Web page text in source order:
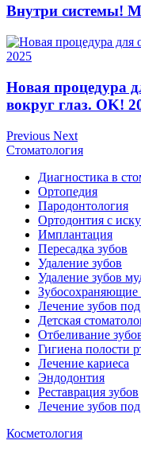
Внутри системы!
Новая процедура
вокруг глаз. OK!
Previous Next
Стоматология
Диагностика в
Ортопедия
Пародонтология
Ортодонтия с
Имплантация
Пересадка зубов
Удаление зубов
Удаление зубов
Зубосохраняющие
Лечение зубов
Детская
Отбеливание
Гигиена полости
Лечение кариеса
Эндодонтия
Реставрация зубов
Лечение зубов
Косметология